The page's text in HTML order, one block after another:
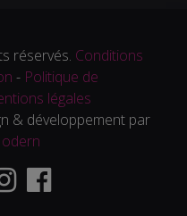
réservés. Conditions
- Politique de
légales
& développement par